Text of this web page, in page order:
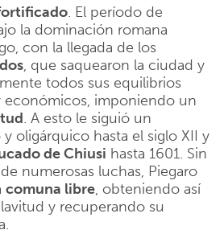
. El período de
la dominación romana
con la llegada de los
, que saquearon la ciudad y
todos sus equilibrios
económicos, imponiendo un
. A esto le siguió un
oligárquico hasta el siglo XII y
de Chiusi hasta 1601. Sin
numerosas luchas, Piegaro
comuna libre, obteniendo así
y recuperando su